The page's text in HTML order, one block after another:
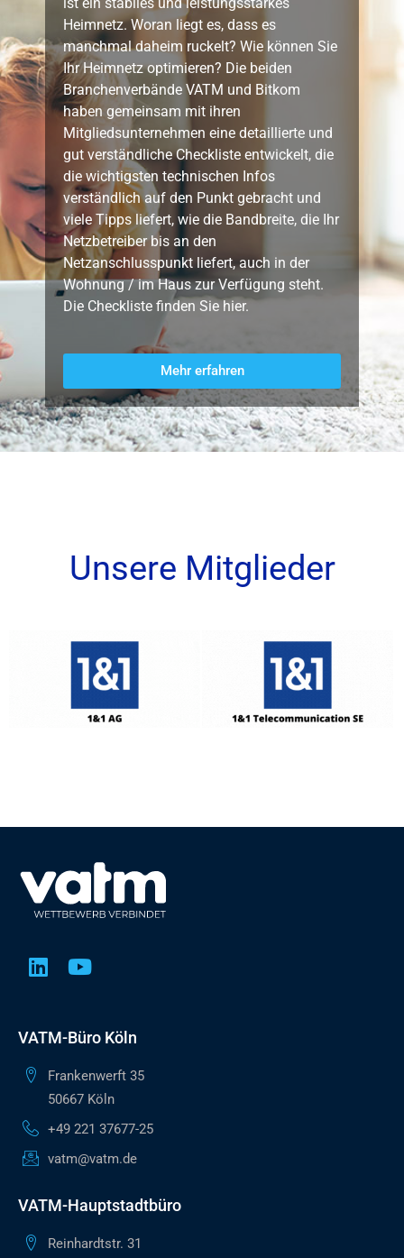
ist ein stabiles und leistungsstarkes
Heimnetz. Woran liegt es, dass es
manchmal daheim ruckelt? Wie können Sie
Ihr Heimnetz optimieren? Die beiden
Branchenverbände VATM und Bitkom
haben gemeinsam mit ihren
Mitgliedsunternehmen eine detaillierte und
gut verständliche Checkliste entwickelt, die
die wichtigsten technischen Infos
verständlich auf den Punkt gebracht und
viele Tipps liefert, wie die Bandbreite, die Ihr
Netzbetreiber bis an den
Netzanschlusspunkt liefert, auch in der
Wohnung / im Haus zur Verfügung steht.
Die Checkliste finden Sie hier.
Mehr erfahren
Unsere Mitglieder
VATM-Büro Köln
Frankenwerft 35
50667 Köln
+49 221 37677-25
vatm@vatm.de
VATM-Hauptstadtbüro
Reinhardtstr. 31